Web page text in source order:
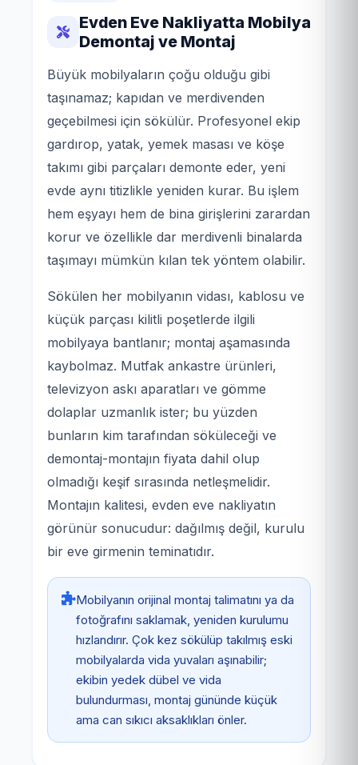
Evden Eve Nakliyatta Mobilya
Demontaj ve Montaj
Büyük mobilyaların çoğu olduğu gibi
taşınamaz; kapıdan ve merdivenden
geçebilmesi için sökülür. Profesyonel ekip
gardırop, yatak, yemek masası ve köşe
takımı gibi parçaları demonte eder, yeni
evde aynı titizlikle yeniden kurar. Bu işlem
hem eşyayı hem de bina girişlerini zarardan
korur ve özellikle dar merdivenli binalarda
taşımayı mümkün kılan tek yöntem olabilir.
Sökülen her mobilyanın vidası, kablosu ve
küçük parçası kilitli poşetlerde ilgili
mobilyaya bantlanır; montaj aşamasında
kaybolmaz. Mutfak ankastre ürünleri,
televizyon askı aparatları ve gömme
dolaplar uzmanlık ister; bu yüzden
bunların kim tarafından söküleceği ve
demontaj-montajın fiyata dahil olup
olmadığı keşif sırasında netleşmelidir.
Montajın kalitesi, evden eve nakliyatın
görünür sonucudur: dağılmış değil, kurulu
bir eve girmenin teminatıdır.
Mobilyanın orijinal montaj talimatını ya da
fotoğrafını saklamak, yeniden kurulumu
hızlandırır. Çok kez sökülüp takılmış eski
mobilyalarda vida yuvaları aşınabilir;
ekibin yedek dübel ve vida
bulundurması, montaj gününde küçük
ama can sıkıcı aksaklıkları önler.